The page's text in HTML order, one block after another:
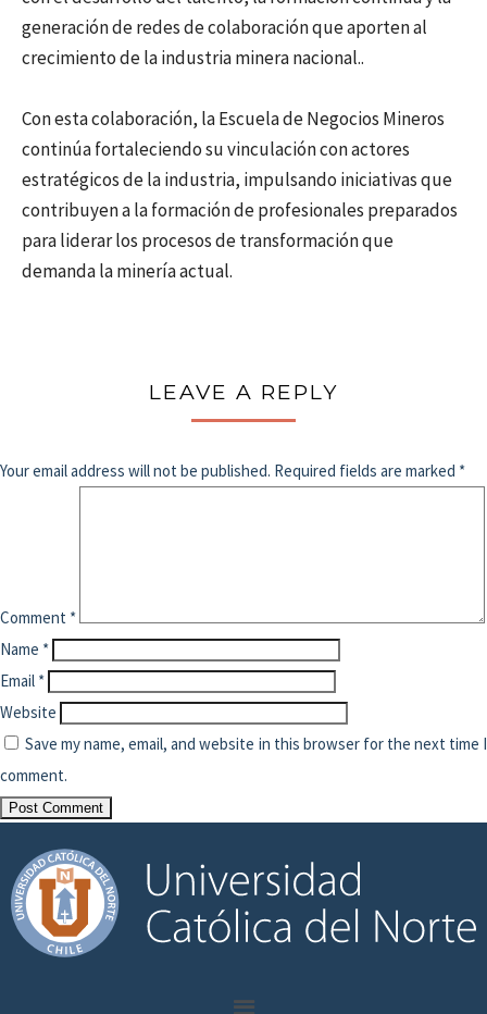
generación de redes de colaboración que aporten al
crecimiento de la industria minera nacional..
Con esta colaboración, la Escuela de Negocios Mineros
continúa fortaleciendo su vinculación con actores
estratégicos de la industria, impulsando iniciativas que
contribuyen a la formación de profesionales preparados
para liderar los procesos de transformación que
demanda la minería actual.
LEAVE A REPLY
Your email address will not be published. Required fields are marked *
Comment *
Name *
Email *
Website
Save my name, email, and website in this browser for the next time I
comment.